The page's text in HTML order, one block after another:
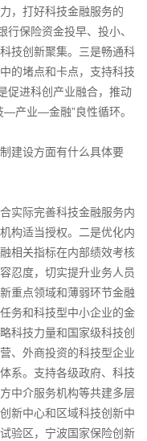
，打好科技金融服务的
行保险资金投早、投小、
技创新聚集。三是畅通科
的堵点和卡点，支持科技
促进科创产业融合，推动
—产业—金融”良性循环。
建设方面有什么具体要
实际完善科技金融服务内
构适当授权。二是优化内
相关指标在内部绩效考核
忍度，切实提升业务人员
重点领域和薄弱环节金融
务和科技型中小企业的金
科技力量和国家级科技创
、外商投资的科技型企业
系。支持各级政府、科技
中介服务机构等共建多层
新中心和区域科技创新中
验区，宁波国家保险创新